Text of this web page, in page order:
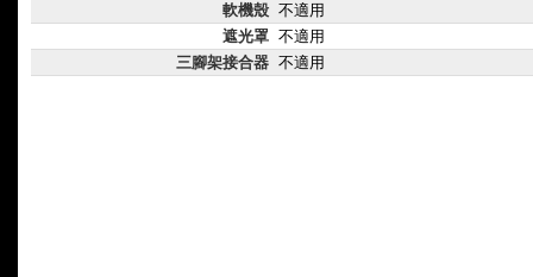
軟機殼 不適用
遮光罩 不適用
三腳架接合器 不適用